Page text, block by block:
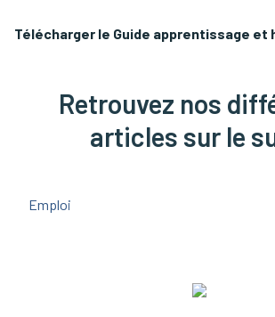
Télécharger le Guide apprentissage et
Retrouvez nos
articles sur le
Emploi